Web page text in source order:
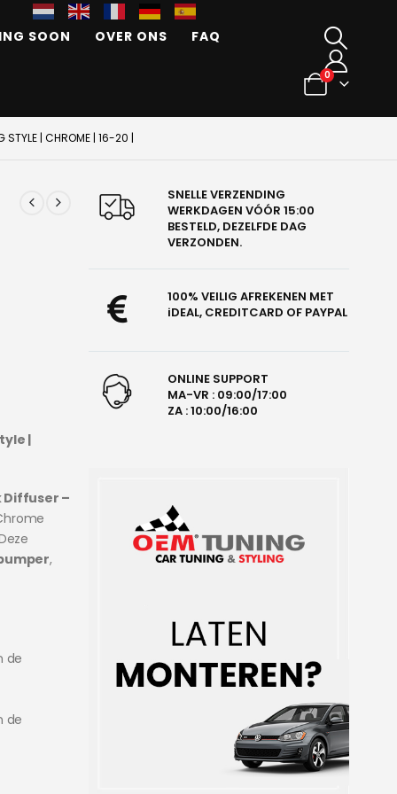
SOON OVER ONS FAQ
0
STYLE | CHROME | 16-20 |
|
Diffuser –
,
de
de
SNELLE VERZENDING
WERKDAGEN VÓÓR 15:00
BESTELD, DEZELFDE DAG
VERZONDEN.
100% VEILIG AFREKENEN MET
iDEAL, CREDITCARD OF PAYPAL
ONLINE SUPPORT
MA-VR : 09:00/17:00
ZA : 10:00/16:00